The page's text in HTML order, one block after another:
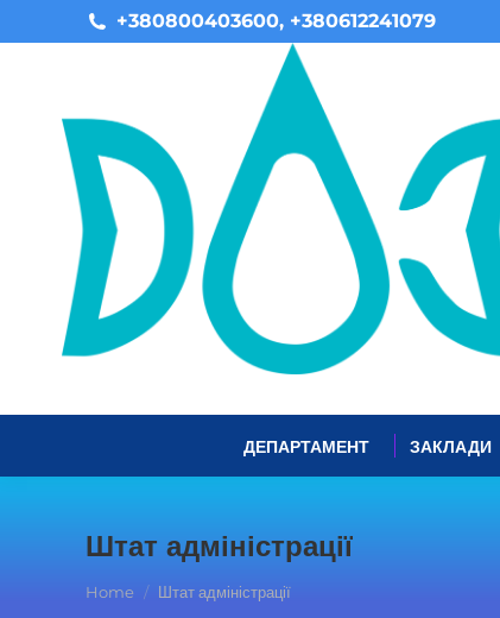
+380800403600, +380612241079
ДЕПАРТАМЕНТ ЗАКЛАДИ
Штат адміністрації
You are here:
Home Штат адміністрації